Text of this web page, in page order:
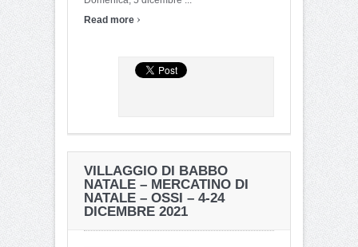
Read more ›
VILLAGGIO DI BABBO
NATALE – MERCATINO DI
NATALE – OSSI – 4-24
DICEMBRE 2021